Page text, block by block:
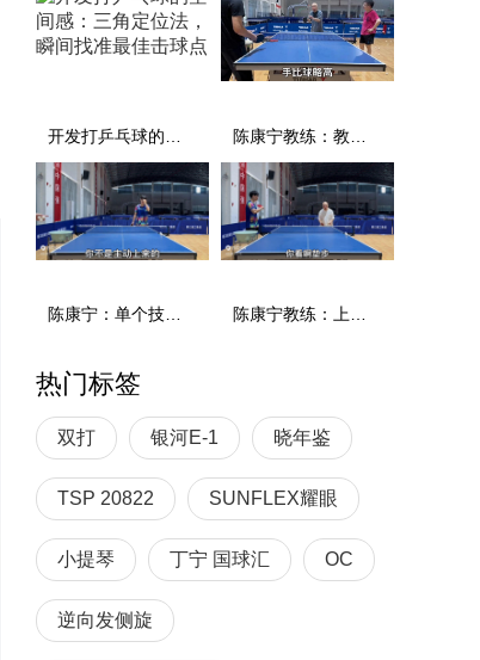
热门标签
双打 银河E-1 晓年鉴
TSP 20822 SUNFLEX耀眼
小提琴 丁宁 国球汇 OC
逆向发侧旋